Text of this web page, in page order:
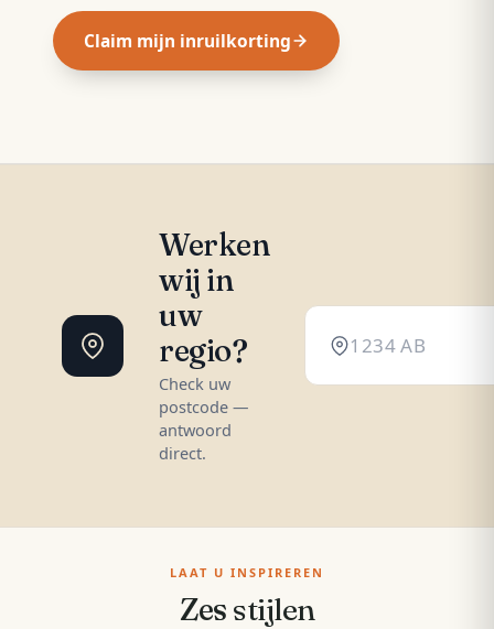
Claim mijn inruilkorting
Werken
wij in
uw
regio?
Check uw
postcode —
antwoord
direct.
LAAT U INSPIREREN
Zes stijlen